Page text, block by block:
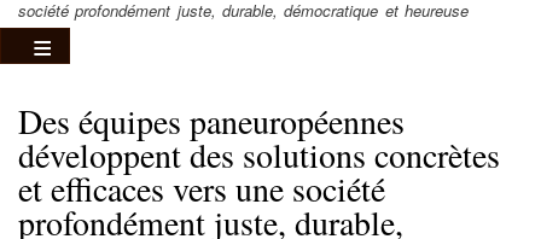
société profondément juste, durable, démocratique et heureuse
Des équipes paneuropéennes
développent des solutions concrètes
et efficaces vers une société
profondément juste, durable,